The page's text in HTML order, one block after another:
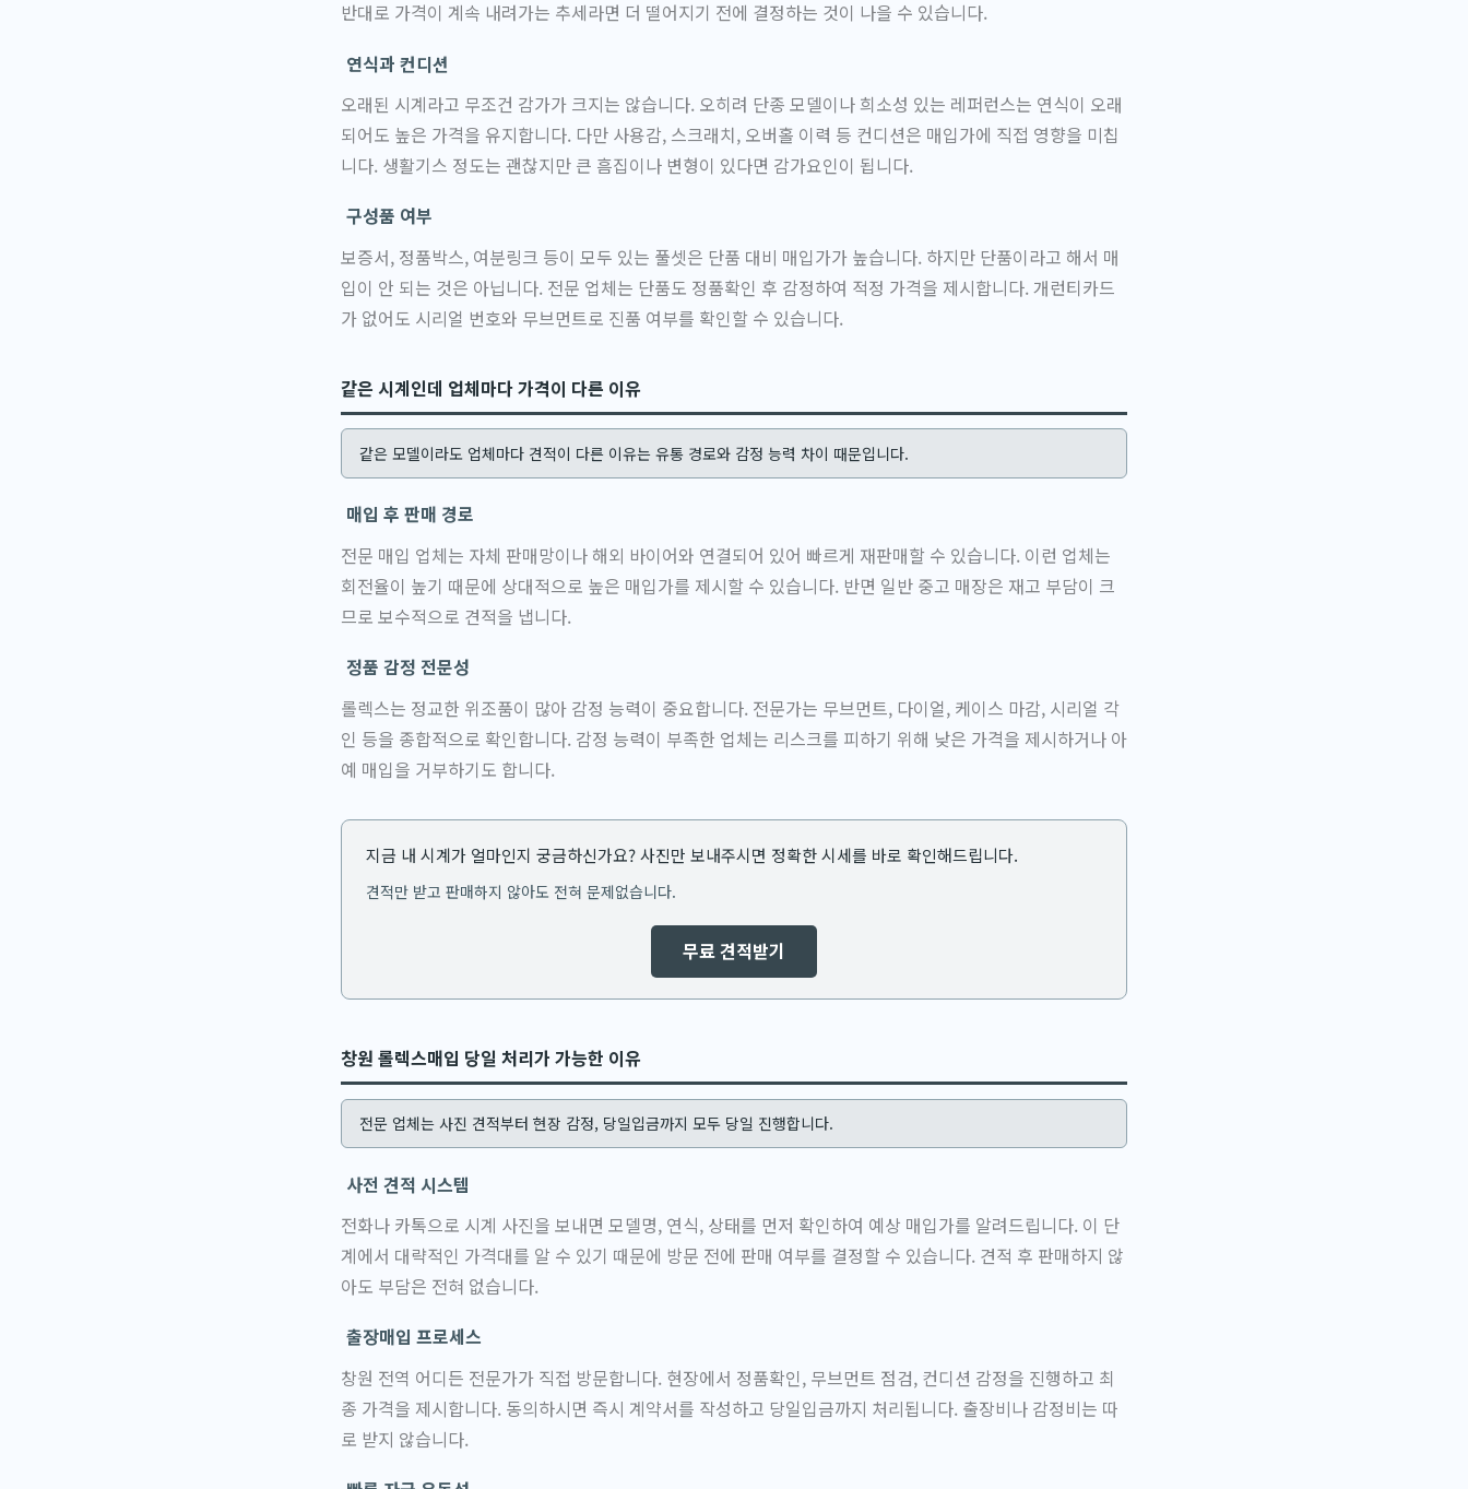
반대로 가격이 계속 내려가는 추세라면 더 떨어지기 전에 결정하는 것이 나을 수 있습니다.
연식과 컨디션
오래된 시계라고 무조건 감가가 크지는 않습니다. 오히려 단종 모델이나 희소성 있는 레퍼런스는 연식이 오래
되어도 높은 가격을 유지합니다. 다만 사용감, 스크래치, 오버홀 이력 등 컨디션은 매입가에 직접 영향을 미칩
니다. 생활기스 정도는 괜찮지만 큰 흠집이나 변형이 있다면 감가요인이 됩니다.
구성품 여부
보증서, 정품박스, 여분링크 등이 모두 있는 풀셋은 단품 대비 매입가가 높습니다. 하지만 단품이라고 해서 매
입이 안 되는 것은 아닙니다. 전문 업체는 단품도 정품확인 후 감정하여 적정 가격을 제시합니다. 개런티카드
가 없어도 시리얼 번호와 무브먼트로 진품 여부를 확인할 수 있습니다.
같은 시계인데 업체마다 가격이 다른 이유
같은 모델이라도 업체마다 견적이 다른 이유는 유통 경로와 감정 능력 차이 때문입니다.
매입 후 판매 경로
전문 매입 업체는 자체 판매망이나 해외 바이어와 연결되어 있어 빠르게 재판매할 수 있습니다. 이런 업체는
회전율이 높기 때문에 상대적으로 높은 매입가를 제시할 수 있습니다. 반면 일반 중고 매장은 재고 부담이 크
므로 보수적으로 견적을 냅니다.
정품 감정 전문성
롤렉스는 정교한 위조품이 많아 감정 능력이 중요합니다. 전문가는 무브먼트, 다이얼, 케이스 마감, 시리얼 각
인 등을 종합적으로 확인합니다. 감정 능력이 부족한 업체는 리스크를 피하기 위해 낮은 가격을 제시하거나 아
예 매입을 거부하기도 합니다.
지금 내 시계가 얼마인지 궁금하신가요? 사진만 보내주시면 정확한 시세를 바로 확인해드립니다.
견적만 받고 판매하지 않아도 전혀 문제없습니다.
무료 견적받기
창원 롤렉스매입 당일 처리가 가능한 이유
전문 업체는 사진 견적부터 현장 감정, 당일입금까지 모두 당일 진행합니다.
사전 견적 시스템
전화나 카톡으로 시계 사진을 보내면 모델명, 연식, 상태를 먼저 확인하여 예상 매입가를 알려드립니다. 이 단
계에서 대략적인 가격대를 알 수 있기 때문에 방문 전에 판매 여부를 결정할 수 있습니다. 견적 후 판매하지 않
아도 부담은 전혀 없습니다.
출장매입 프로세스
창원 전역 어디든 전문가가 직접 방문합니다. 현장에서 정품확인, 무브먼트 점검, 컨디션 감정을 진행하고 최
종 가격을 제시합니다. 동의하시면 즉시 계약서를 작성하고 당일입금까지 처리됩니다. 출장비나 감정비는 따
로 받지 않습니다.